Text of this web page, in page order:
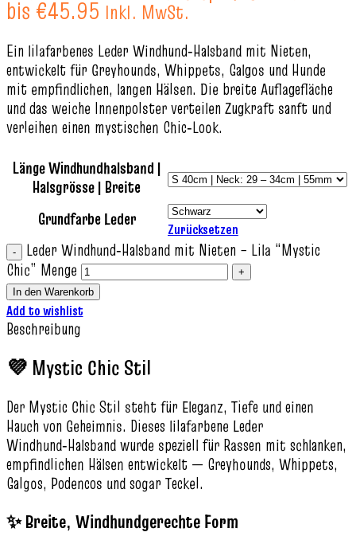
bis €45.95 Inkl. MwSt.
Ein lilafarbenes Leder Windhund‑Halsband mit Nieten,
entwickelt für Greyhounds, Whippets, Galgos und Hunde
mit empfindlichen, langen Hälsen. Die breite Auflagefläche
und das weiche Innenpolster verteilen Zugkraft sanft und
verleihen einen mystischen Chic‑Look.
Länge Windhundhalsband |
Halsgrösse | Breite
Grundfarbe Leder
Zurücksetzen
Leder Windhund‑Halsband mit Nieten – Lila “Mystic
Chic” Menge
In den Warenkorb
Add to wishlist
Beschreibung
💜 Mystic Chic Stil
Der Mystic Chic Stil steht für Eleganz, Tiefe und einen
Hauch von Geheimnis. Dieses lilafarbene Leder
Windhund‑Halsband wurde speziell für Rassen mit schlanken,
empfindlichen Hälsen entwickelt — Greyhounds, Whippets,
Galgos, Podencos und sogar Teckel.
✨ Breite, Windhundgerechte Form